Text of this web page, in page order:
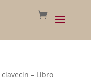
– Libro